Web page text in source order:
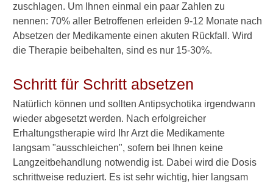
zuschlagen. Um Ihnen einmal ein paar Zahlen zu
nennen: 70% aller Betroffenen erleiden 9-12 Monate nach
Absetzen der Medikamente einen akuten Rückfall. Wird
die Therapie beibehalten, sind es nur 15-30%.
Schritt für Schritt absetzen
Natürlich können und sollten Antipsychotika irgendwann
wieder abgesetzt werden. Nach erfolgreicher
Erhaltungstherapie wird Ihr Arzt die Medikamente
langsam "ausschleichen", sofern bei Ihnen keine
Langzeitbehandlung notwendig ist. Dabei wird die Dosis
schrittweise reduziert. Es ist sehr wichtig, hier langsam
Verschwinden
Nebenwirkungen nach
Absetzen?
M
a
c
e
n
N